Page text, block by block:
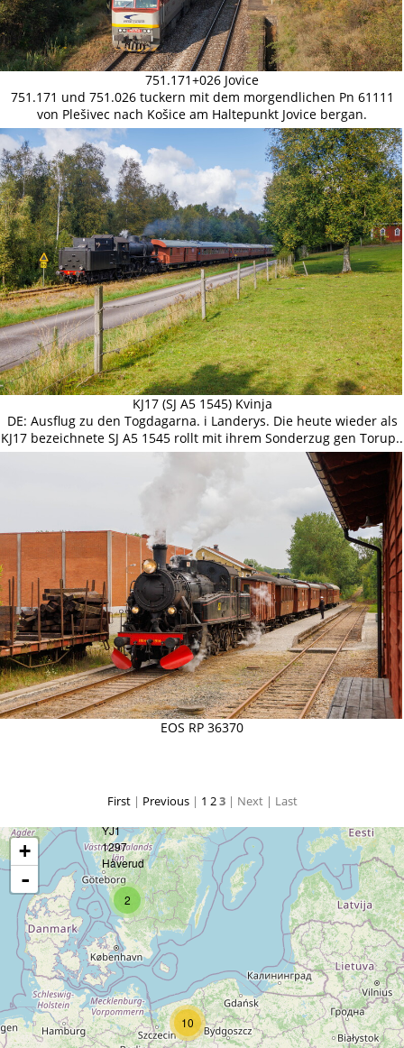
751.171+026 Jovice
751.171 und 751.026 tuckern mit dem morgendlichen Pn 61111
von Plešivec nach Košice am Haltepunkt Jovice bergan.
KJ17 (SJ A5 1545) Kvinja
DE: Ausflug zu den Togdagarna. i Landerys. Die heute wieder als
KJ17 bezeichnete SJ A5 1545 rollt mit ihrem Sonderzug gen Torup..
EOS RP 36370
First| Previous| 1 23 | Next | Last
2
10
+
-